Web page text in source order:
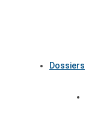
Dossiers